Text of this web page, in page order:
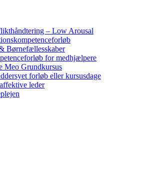
– Low Arousal
Børnefællesskaber
for medhjælpere
Meo Grundkursus
forløb eller kursusdage
leder